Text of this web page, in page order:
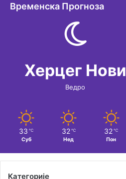
Временска Прогноза
Херцег Нови
Ведро
33 ℃
Суб
32 ℃
Нед
32 ℃
Пон
Категорије